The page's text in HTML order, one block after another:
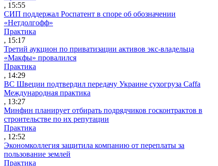
, 15:55
СИП поддержал Роспатент в споре об обозначении
«Нетдолгофф»
Практика
, 15:17
Третий аукцион по приватизации активов экс-владельца
«Макфы» провалился
Практика
, 14:29
ВС Швеции подтвердил передачу Украине сухогруза Caffa
Международная практика
, 13:27
Минфин планирует отбирать подрядчиков госконтрактов в
строительстве по их репутации
Практика
, 12:52
Экономколлегия защитила компанию от переплаты за
пользование землей
Практика